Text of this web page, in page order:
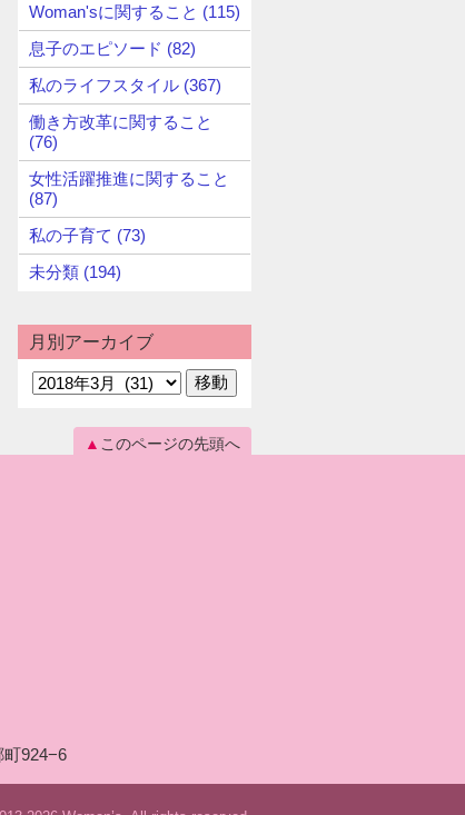
Woman'sに関すること (115)
息子のエピソード (82)
私のライフスタイル (367)
働き方改革に関すること
(76)
女性活躍推進に関すること
(87)
私の子育て (73)
未分類 (194)
月別アーカイブ
924−6
このページの先頭へ